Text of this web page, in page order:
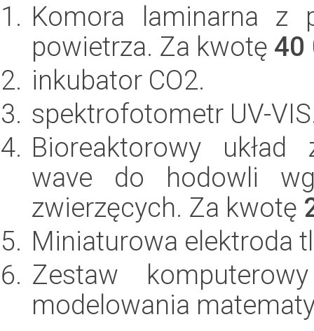
Komora laminarna z
powietrza. Za kwotę 40
inkubator CO2.
spektrofotometr UV-
Bioreaktorowy układ
wave do hodowli
zwierzęcych. Za kwotę
Miniaturowa elektroda
Zestaw
modelowania